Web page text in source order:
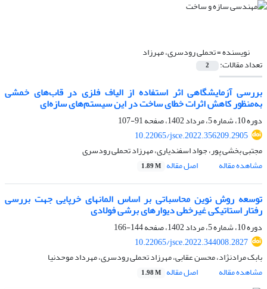
نویسنده =تحملی رودسری، مهرزاد
تعداد مقالات: 2
بررسی آزمایشگاهی اثر استفاده از الیاف فلزی در قاب‌های خمشی
به‌منظور کاهش اثرات خطای ساخت در این سیستم‌های سازه‌ای
دوره 10، شماره 5، مرداد 1402، صفحه
91-107
10.22065/jsce.2022.356209.2905
مجتبی بخشی پور، جواد اسفندیاری، مهرزاد تحملی رودسری
مشاهده مقاله
اصل مقاله 1.89 M
توسعه روش نوین محاسباتی بر اساس المانهای خرپایی جهت بررسی
رفتار استاتیکی غیرخطی دیوارهای برشی فولادی
دوره 10، شماره 5، مرداد 1402، صفحه
144-166
10.22065/jsce.2022.344008.2827
بابک مرادنژاد، محسن عقابی، مهرزاد تحملی رودسری، مهرداد موحدنیا
مشاهده مقاله
اصل مقاله 1.98 M